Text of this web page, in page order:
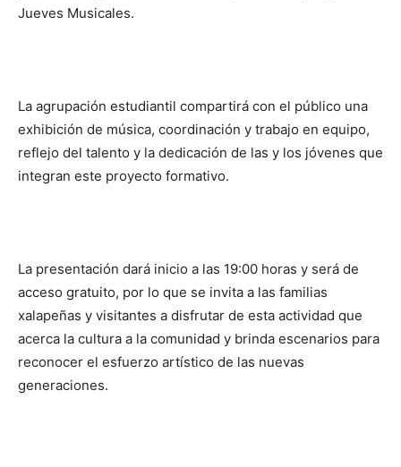
Jueves Musicales.
La agrupación estudiantil compartirá con el público una
exhibición de música, coordinación y trabajo en equipo,
reflejo del talento y la dedicación de las y los jóvenes que
integran este proyecto formativo.
La presentación dará inicio a las 19:00 horas y será de
acceso gratuito, por lo que se invita a las familias
xalapeñas y visitantes a disfrutar de esta actividad que
acerca la cultura a la comunidad y brinda escenarios para
reconocer el esfuerzo artístico de las nuevas
generaciones.